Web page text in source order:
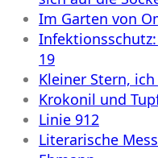
Im Garten von
19
Kleiner Stern,
Krokonil und
Linie 912
Literarische